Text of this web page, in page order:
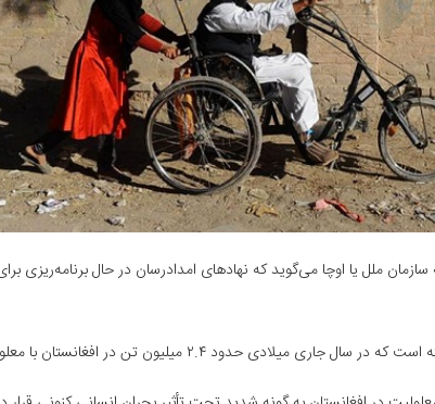
ملل یا اوچا می‌گوید که نهادهای امدادرسان در حال برنامه‌ریزی